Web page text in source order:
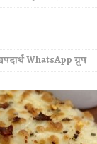
WhatsApp ग्रुप